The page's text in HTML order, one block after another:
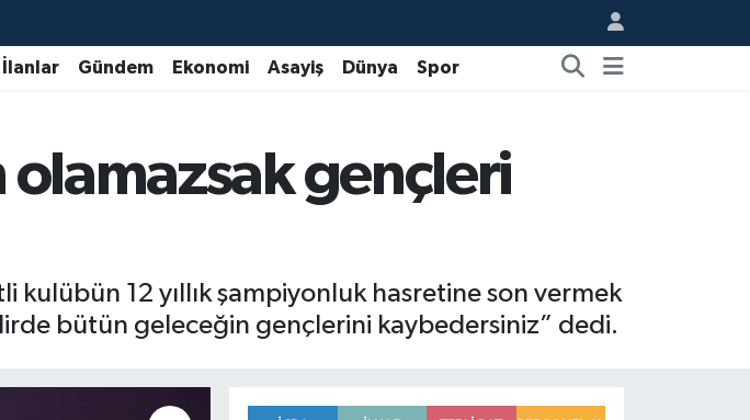
İlanlar Gündem Ekonomi Asayiş Dünya Spor
olamazsak gençleri
kulübün 12 yıllık şampiyonluk hasretine son vermek
bütün geleceğin gençlerini kaybedersiniz” dedi.